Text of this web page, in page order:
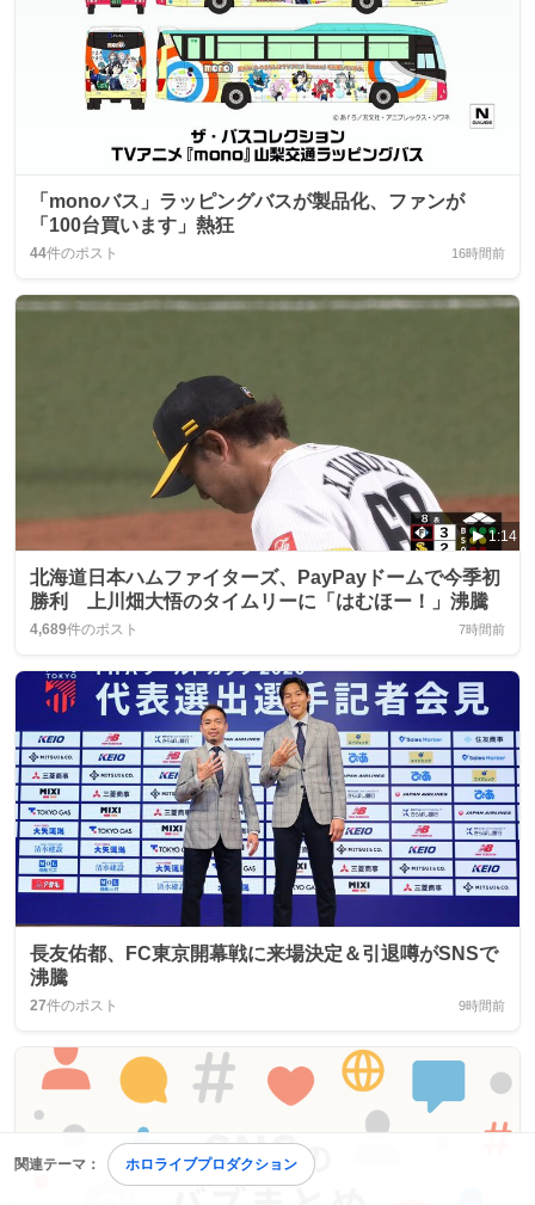
関連テーマ： ホロライブプロダクション
「monoバス」ラッピングバスが製品化、ファンが
「100台買います」熱狂
44件のポスト 16時間前
1:14
北海道日本ハムファイターズ、PayPayドームで今季初
勝利 上川畑大悟のタイムリーに「はむほー！」沸騰
4,689件のポスト 7時間前
長友佑都、FC東京開幕戦に来場決定＆引退噂がSNSで
沸騰
27件のポスト 9時間前